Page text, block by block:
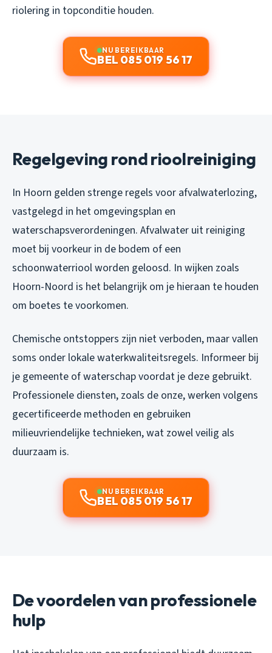
riolering in topconditie houden.
NU BEREIKBAAR
BEL 085 019 56 17
Regelgeving rond rioolreiniging
In Hoorn gelden strenge regels voor afvalwaterlozing,
vastgelegd in het omgevingsplan en
waterschapsverordeningen. Afvalwater uit reiniging
moet bij voorkeur in de bodem of een
schoonwaterriool worden geloosd. In wijken zoals
Hoorn-Noord is het belangrijk om je hieraan te houden
om boetes te voorkomen.
Chemische ontstoppers zijn niet verboden, maar vallen
soms onder lokale waterkwaliteitsregels. Informeer bij
je gemeente of waterschap voordat je deze gebruikt.
Professionele diensten, zoals de onze, werken volgens
gecertificeerde methoden en gebruiken
milieuvriendelijke technieken, wat zowel veilig als
duurzaam is.
NU BEREIKBAAR
BEL 085 019 56 17
De voordelen van professionele
hulp